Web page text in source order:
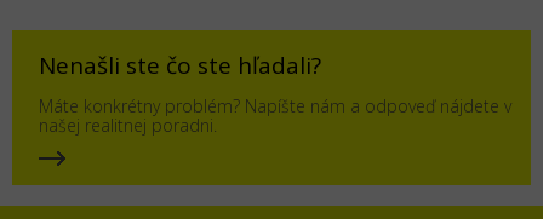
Nenašli ste čo ste hľadali?
Máte konkrétny problém? Napíšte nám a odpoveď nájdete v
našej realitnej poradni.